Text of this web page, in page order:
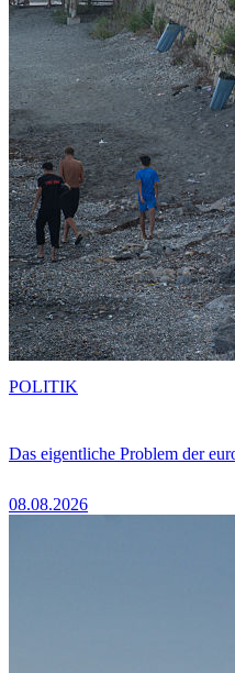
Das eigentliche Problem der
08.08.2026
POLITIK